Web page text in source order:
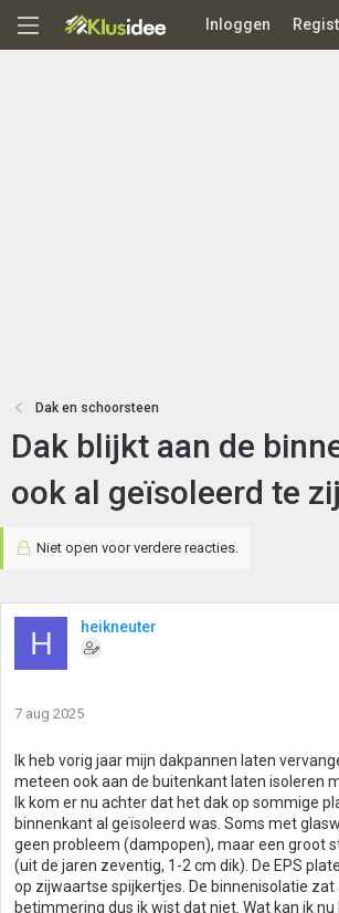
Inloggen
Dak en schoorsteen
Dak blijkt aan de
ook al geïsoleerd te
Niet open voor verdere reacties.
H heikneuter
7 aug 2025
Ik heb vorig jaar mijn dakpannen laten
meteen ook aan de buitenkant laten isoleren
Ik kom er nu achter dat het dak op sommige
binnenkant al geïsoleerd was. Soms met
geen probleem (dampopen), maar een groot
(uit de jaren zeventig, 1-2 cm dik). De EPS
op zijwaartse spijkertjes. De binnenisolatie
betimmering dus ik wist dat niet. Wat kan ik